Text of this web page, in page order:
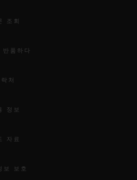
조회
반품하다
처
정보
자료
보 보호